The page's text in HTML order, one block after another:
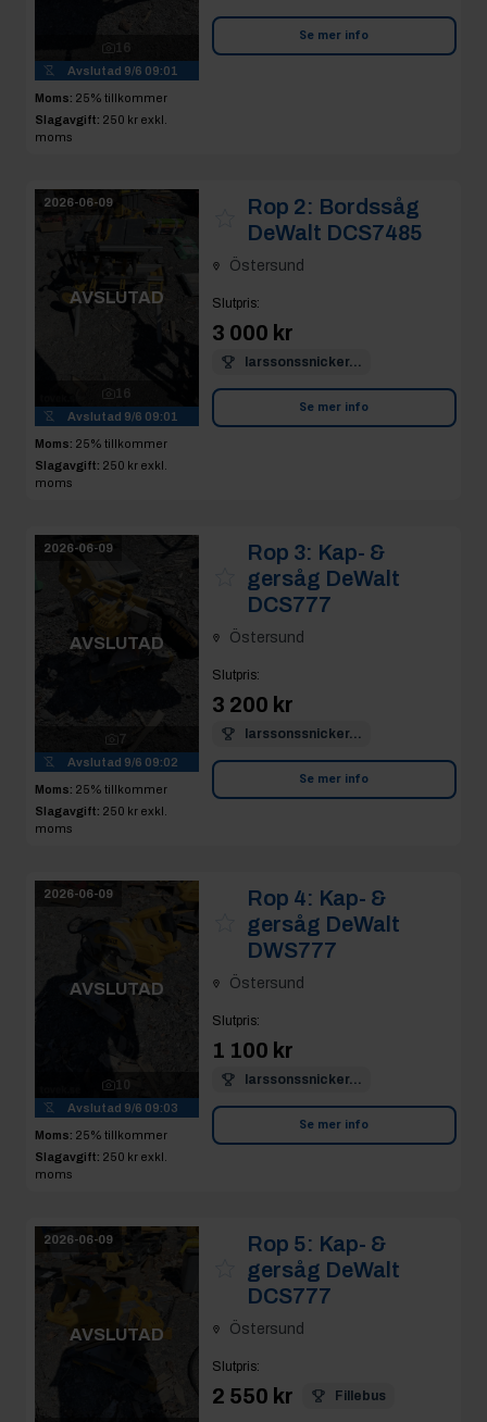
16
Avslutad 9/6 09:01
Moms: 25% tillkommer
Slagavgift: 250 kr exkl.
moms
Se mer info
2026-06-09
AVSLUTAD
16
Avslutad 9/6 09:01
Moms: 25% tillkommer
Slagavgift: 250 kr exkl.
moms
Rop 2: Bordssåg
DeWalt DCS7485
Östersund
Slutpris:
3 000 kr
larssonssnicker...
Se mer info
2026-06-09
AVSLUTAD
7
Avslutad 9/6 09:02
Moms: 25% tillkommer
Slagavgift: 250 kr exkl.
moms
Rop 3: Kap- &
gersåg DeWalt
DCS777
Östersund
Slutpris:
3 200 kr
larssonssnicker...
Se mer info
2026-06-09
AVSLUTAD
10
Avslutad 9/6 09:03
Moms: 25% tillkommer
Slagavgift: 250 kr exkl.
moms
Rop 4: Kap- &
gersåg DeWalt
DWS777
Östersund
Slutpris:
1 100 kr
larssonssnicker...
Se mer info
2026-06-09
AVSLUTAD
Rop 5: Kap- &
gersåg DeWalt
DCS777
Östersund
Slutpris:
2 550 kr Fillebus